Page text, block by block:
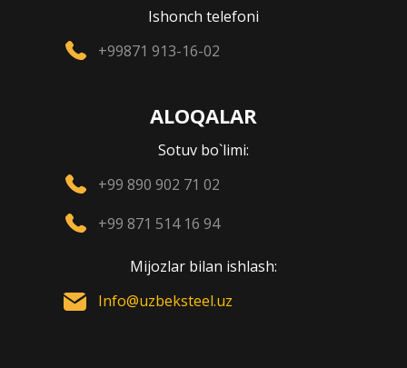
Ishonch telefoni
+99871 913-16-02
ALOQALAR
Sotuv bo`limi:
+99 890 902 71 02
+99 871 514 16 94
Mijozlar bilan ishlash:
Info@uzbeksteel.uz